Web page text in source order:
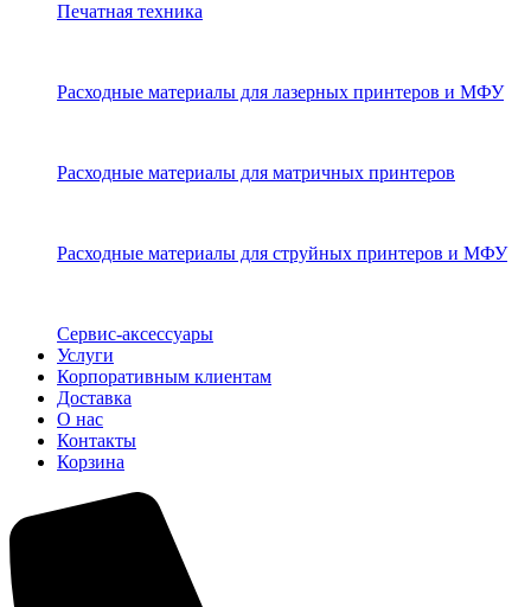
Печатная техника
Расходные материалы для лазерных принтеров и МФУ
Расходные материалы для матричных принтеров
Расходные материалы для струйных принтеров и МФУ
Сервис-аксессуары
Услуги
Корпоративным клиентам
Доставка
О нас
Контакты
Корзина